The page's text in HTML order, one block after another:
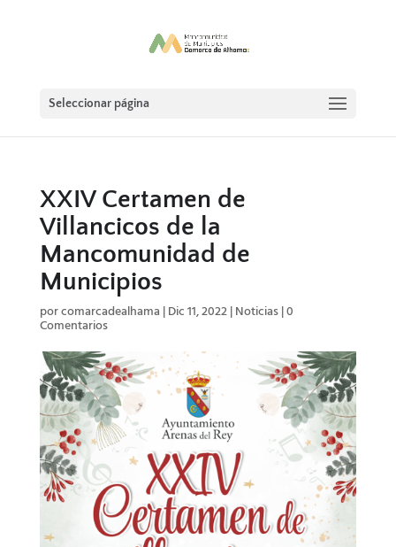
Seleccionar página
XXIV Certamen de
Villancicos de la
Mancomunidad de
Municipios
porcomarcadealhama | Dic 11, 2022| Noticias|0
Comentarios